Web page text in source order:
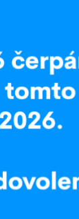
ceny.
e-mailové
skladu v